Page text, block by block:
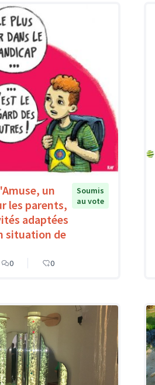
un
les parents,
adaptées
situation de
Soumis
au vote
0 0